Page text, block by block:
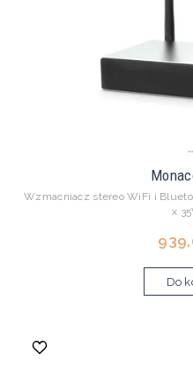
Wzmacniacz stereo WiFi i
x
Do